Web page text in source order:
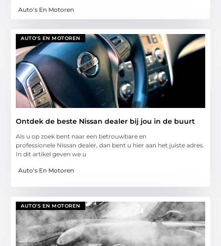
Auto's En Motoren
AUTO'S EN MOTOREN
Ontdek de beste Nissan dealer bij jou in de buurt
Als u op zoek bent naar een betrouwbare en
professionele Nissan dealer, dan bent u hier aan het juiste adres.
In dit artikel geven we u
Auto's En Motoren
AUTO'S EN MOTOREN